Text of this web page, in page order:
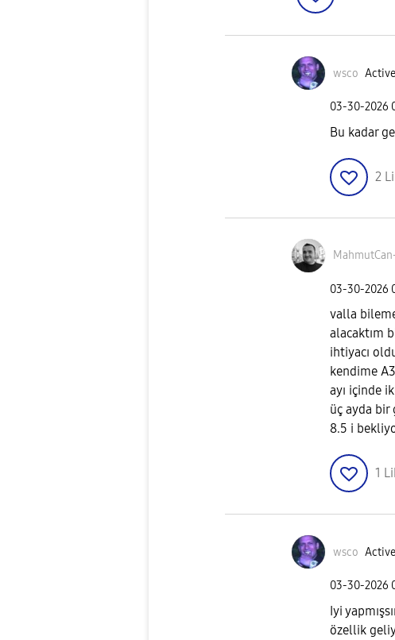
wsco
‎03-30-2026
Bu kadar
2
‎03-30-2026
valla
alacaktım
ihtiyacı
kendime
ayı içinde
üç ayda
8.5 i
1
wsco
‎03-30-2026
Iyi
özellik